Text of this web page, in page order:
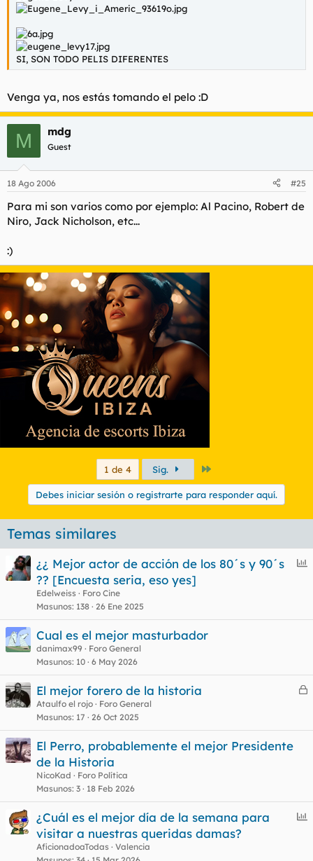
SI, SON TODO PELIS DIFERENTES
Venga ya, nos estás tomando el pelo :D
M mdg
Guest
18 Ago 2006 #25
Para mi son varios como por ejemplo: Al Pacino, Robert de
Niro, Jack Nicholson, etc...
:)
1 de 4 Sig.
Debes iniciar sesión o registrarte para responder aquí.
Temas similares
e
¿¿ Mejor actor de acción de los 80´s y 90´s
?? [Encuesta seria, eso yes]
Edelweiss
Foro Cine
Masunos 138 26 Ene 2025
Cual es el mejor masturbador
danimax99
Foro General
Masunos 10 6 May 2026
C
r
El mejor forero de la historia
Ataulfo el rojo
Foro General
Masunos 17 26 Oct 2025
El Perro, probablemente el mejor Presidente
de la Historia
NicoKad
Foro Política
Masunos 3 18 Feb 2026
¿Cuál es el mejor día de la semana para
visitar a nuestras queridas damas?
AficionadoaTodas Valencia